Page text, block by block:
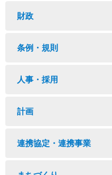
財政
条例・規則
人事・採用
計画
連携協定・連携事業